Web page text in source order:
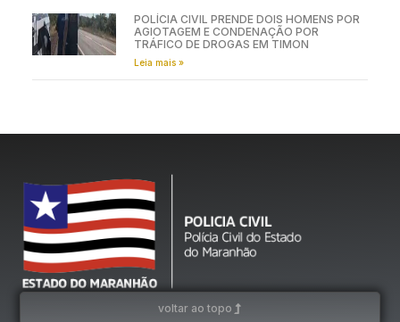
POLÍCIA CIVIL PRENDE DOIS HOMENS POR
AGIOTAGEM E CONDENAÇÃO POR
TRÁFICO DE DROGAS EM TIMON
Leia mais »
voltar ao topo